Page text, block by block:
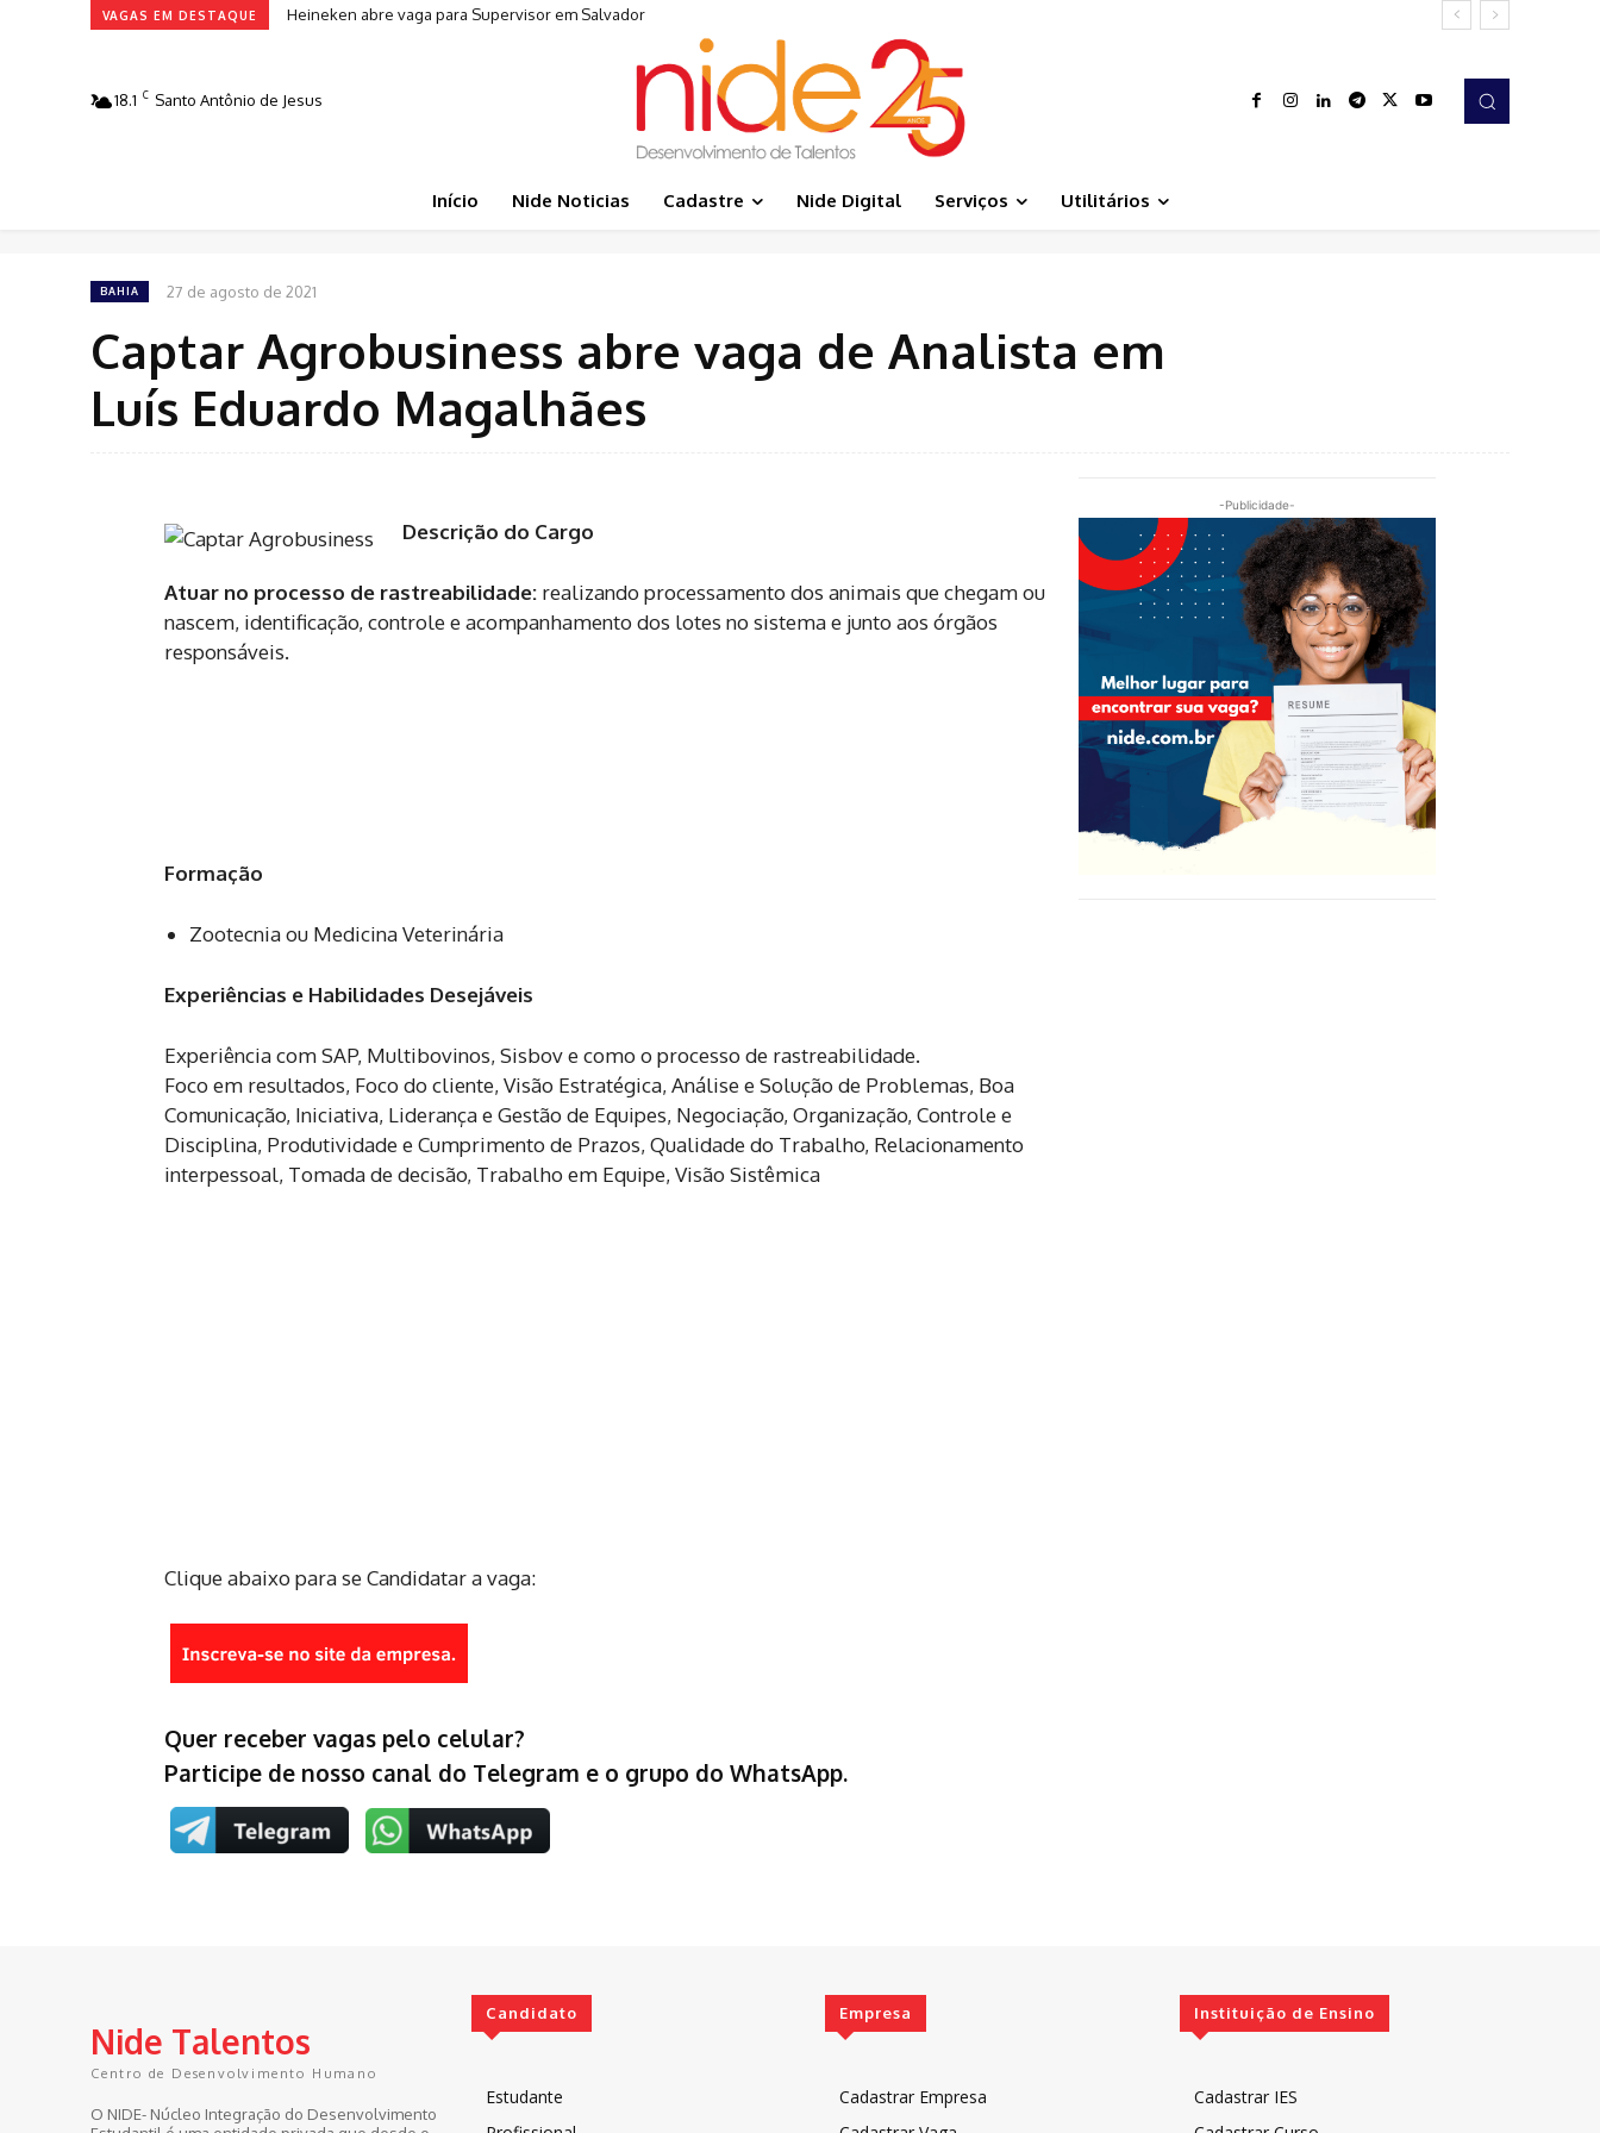
VAGAS EM DESTAQUE Heineken abre vaga para Supervisor em Salvador
18.1 C Santo Antônio de Jesus
Início Nide Noticias Cadastre Nide Digital Serviços Utilitários
BAHIA 27 de agosto de 2021
Captar Agrobusiness abre vaga de Analista em
Luís Eduardo Magalhães
Descrição do Cargo
Atuar no processo de rastreabilidade: realizando processamento dos animais que chegam ou
nascem, identificação, controle e acompanhamento dos lotes no sistema e junto aos órgãos
responsáveis.
Formação
Zootecnia ou Medicina Veterinária
Experiências e Habilidades Desejáveis
Experiência com SAP, Multibovinos, Sisbov e como o processo de rastreabilidade.
Foco em resultados, Foco do cliente, Visão Estratégica, Análise e Solução de Problemas, Boa
Comunicação, Iniciativa, Liderança e Gestão de Equipes, Negociação, Organização, Controle e
Disciplina, Produtividade e Cumprimento de Prazos, Qualidade do Trabalho, Relacionamento
interpessoal, Tomada de decisão, Trabalho em Equipe, Visão Sistêmica
Clique abaixo para se Candidatar a vaga:
Quer receber vagas pelo celular?
Participe de nosso canal do Telegram e o grupo do WhatsApp.
-Publicidade-
Nide Talentos
Centro de Desenvolvimento Humano
O NIDE- Núcleo Integração do Desenvolvimento
Candidato
Estudante
Empresa
Cadastrar Empresa
Instituição de Ensino
Cadastrar IES